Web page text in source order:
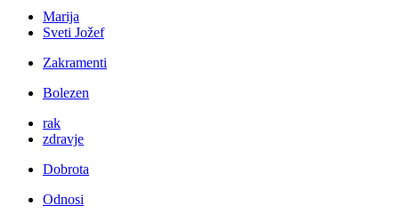
Marija
Sveti Jožef
Zakramenti
Bolezen
rak
zdravje
Dobrota
Odnosi